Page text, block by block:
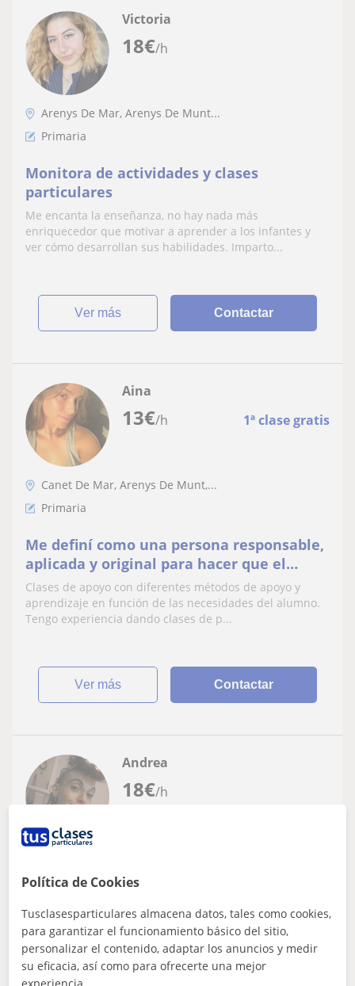
18€/h
Victoria
Arenys De Mar, Arenys De Munt...
Primaria
Monitora de actividades y clases
particulares
Me encanta la enseñanza, no hay nada más
enriquecedor que motivar a aprender a los infantes y
ver cómo desarrollan sus habilidades. Imparto...
ver más Contactar
13€/h 1ª clase gratis
Aina
Canet De Mar, Arenys De Munt,...
Primaria
Me definí como una persona responsable,
aplicada y original para hacer que el
aprendizaje sea divertido y ameno.
Clases de apoyo con diferentes métodos de apoyo y
aprendizaje en función de las necesidades del alumno.
Tengo experiencia dando clases de p...
ver más Contactar
18€/h
Andrea
Primaria
Imparto clases de apoyo escolar según las
necesidades del alumna o alumno
Primero de todo revisaremos los deberes que se tengan
que hacer. Luego repasaremos trabajos y exámenes que
Política de Cookies
Tusclasesparticulares almacena datos, tales como cookies,
para garantizar el funcionamiento básico del sitio,
personalizar el contenido, adaptar los anuncios y medir
su eficacia, así como para ofrecerte una mejor
experiencia.